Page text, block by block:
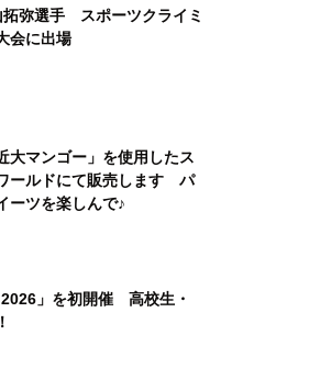
弥選手 スポーツクライミ
会に出場
大マンゴー」を使用したス
ールドにて販売します パ
ーツを楽しんで♪
」を初開催 高校生・